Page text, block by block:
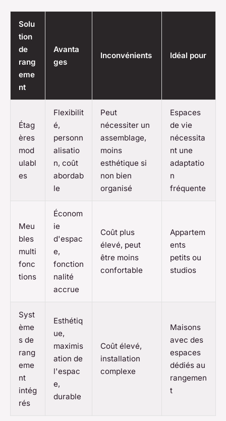
Solu
tion
de
rang
eme
nt
Avanta
ges
Inconvénients Idéal pour
Étag
ères
mod
ulabl
es
Flexibilit
é,
personn
alisatio
n, coût
abordab
le
Peut
nécessiter un
assemblage,
moins
esthétique si
non bien
organisé
Espaces
de vie
nécessita
nt une
adaptatio
n
fréquente
Meu
bles
multi
fonc
tions
Économ
ie
d'espac
e,
fonction
nalité
accrue
Coût plus
élevé, peut
être moins
confortable
Appartem
ents
petits ou
studios
Syst
ème
s de
rang
eme
nt
intég
rés
Esthétiq
ue,
maximis
ation de
l'espac
e,
durable
Coût élevé,
installation
complexe
Maisons
avec des
espaces
dédiés au
rangemen
t